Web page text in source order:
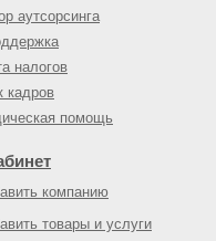
аутсорсинга
налогов
кадров
помощь
компанию
товары и услуги